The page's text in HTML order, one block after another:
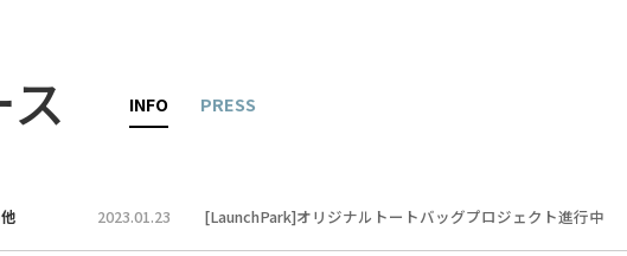
INFO PRESS
2023.01.23 [LaunchPark]オリジナルトートバッグプロジェクト進行中